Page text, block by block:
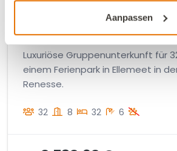
Aanpassen
VZ276
9,2•Fantastisch(5
Luxuriöse Gruppenunterkunft für
einem Ferienpark in Ellemeet in
Renesse.
32 8 32 6